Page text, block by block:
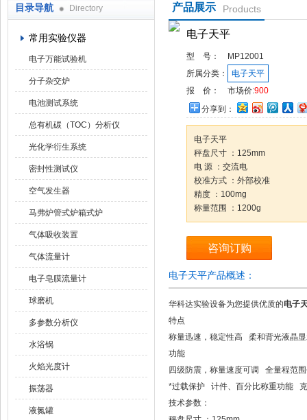
目录导航 Directory
常用实验仪器
电子万能试验机
分子杂交炉
电池测试系统
总有机碳（TOC）分析仪
光化学衍生系统
密封性测试仪
空气发生器
马弗炉管式炉箱式炉
气体吸收装置
气体流量计
电子皂膜流量计
球磨机
多参数分析仪
水浴锅
火焰光度计
振荡器
液氮罐
产品展示 Products
电子天平
型 号：
MP12001
所属分类：
电子天平
报 价：
市场价:900
分享到：
电子天平
秤盘尺寸 ：125mm
电 源 ：交流电
校准方式 ：外部校准
精度 ：100mg
称量范围 ：1200g
咨询订购
电子天平产品概述：
华科达实验设备为您提供优质的电子
特点
称量迅速，稳定性高 柔和背光液晶
功能
四级防震，称量速度可调 全量程范
*过载保护 计件、百分比称重功能
技术参数：